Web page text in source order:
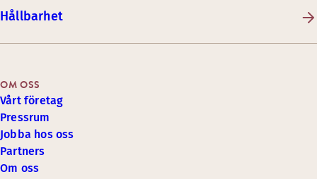
Hållbarhet
OM OSS
Vårt företag
Pressrum
Jobba hos oss
Partners
Om oss